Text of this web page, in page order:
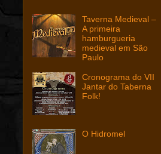
Taverna Medieval –
A primeira
hamburgueria
medieval em São
Paulo
Cronograma do VII
Jantar do Taberna
Folk!
O Hidromel